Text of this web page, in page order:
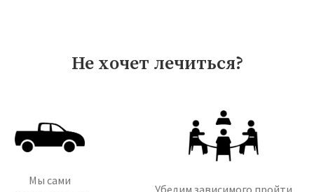
Не хочет лечиться?
Мы сами
Убедим зависимого пройти